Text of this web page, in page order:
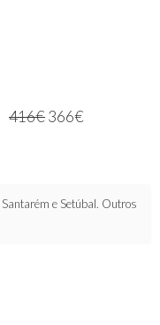
416€366€
e Setúbal. Outros